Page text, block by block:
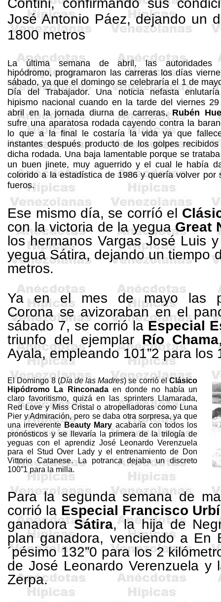
Contini, confirmando sus
José Antonio Páez, dejando un
1800 metros
La última semana de abril, las autoridades
hipódromo, programaron las carreras los días
sábado, ya que el domingo se celebraría el 1 de
Día del Trabajador. Una noticia nefasta
hipismo nacional cuando en la tarde del viernes
abril en la jornada diurna de carreras,Rubén
sufre una aparatosa rodada cayendo contra la
lo que a la final le costaría la vida ya que
instantes después producto de los golpes
dicha rodada. Una baja lamentable porque se
un buen jinete, muy aguerrido y el cual le había
colorido a la estadística de 1986 y quería volver por
fueros.
Ese mismo día, se corríó el
con la victoria de la yeguaGreat
los hermanos Vargas José Luis
yegua Sátira, dejando un tiempo
metros.
Ya en el mes de mayo las
Corona se avizoraban en el
sábado 7, se corrió laEspecial
triunfo del ejemplarRío Chama
Ayala, empleando 101”2 para los
El Domingo 8 (Día de las Madres) se corrió elClásico
Hipódromo
La Rinconadaen donde no había un
claro favoritismo, quizá en lassprintersLlamarada,
RedLovey Miss Cristal o atropelladoras como Luna
Pier y Admiración, pero se daba otra sorpresa, ya que
una irreverenteBeauty Mary acabaría con todos los
pronósticos y se llevaría la primera de la trilogía de
yeguas con el aprendiz José Leonardo Verenzuela
para el Stud Over Lady y el entrenamiento de Don
VittorioCatanese. La potranca dejaba un discreto
100”1 para la milla.
Para la segunda semana de
corrió la Especial Francisco
ganadoraSátira, la hija de
plan ganadora, venciendo a En
´pésimo 132”0 para los 2
de José Leonardo Verenzuela y
Zerpa.